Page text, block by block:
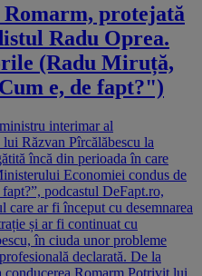
protejată
Radu Oprea.
(Radu Miruță,
e, de fapt?")
interimar al
Răzvan Pîrcălăbescu la
încă din perioada în care
Economiei condus de
podcastul DeFapt.ro,
care ar fi început cu desemnarea
și ar fi continuat cu
în ciuda unor probleme
declarată. De la
Romarm Potrivit lui